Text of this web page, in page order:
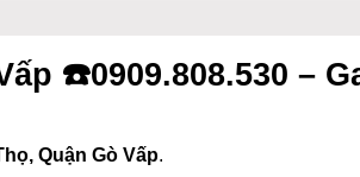
☎️0909.808.530 –
Quận Gò Vấp.